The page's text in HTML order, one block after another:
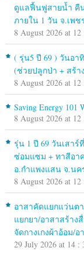
ดูแลฟื้นฟูสายน้ำ คื
ภายใน 1 วัน จ.เพช
8 August 2026 at
( รุ่น5 ปี 69 ) วันอา
(ช่วยปลูกป่า + สร้
8 August 2026 at
Saving Energy 101
8 August 2026 at
รุ่น 1 ปี 69 วันเสาร์
ซ่อมแซม + ทาสีอา
อ.กำแพงแสน จ.นค
8 August 2026 at
อาสาคัดแยกแว่นต
แยกยา/อาสาสร้าง
จัดกางเกงผ้าอ้อม/
29 July 2026 at 14 :